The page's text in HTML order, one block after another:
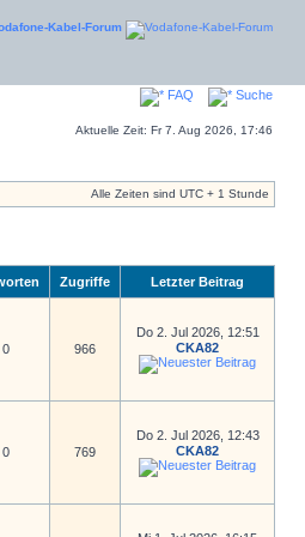
Kabel-Forum
FAQ Suche
Aktuelle Zeit: Fr 7. Aug 2026, 17:46
Alle Zeiten sind UTC + 1 Stunde
Zugriffe Letzter Beitrag
0 966
Do 2. Jul 2026, 12:51
CKA82
0 769
Do 2. Jul 2026, 12:43
CKA82